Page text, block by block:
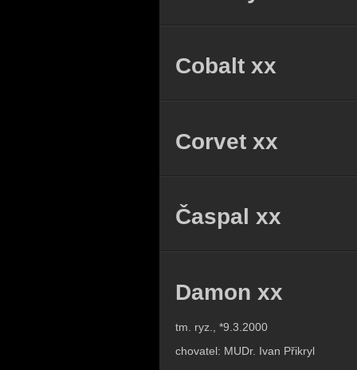
Cobalt xx
Corvet xx
Časpal xx
Damon xx
tm. ryz., *9.3.2000
chovatel: MUDr. Ivan Přikryl